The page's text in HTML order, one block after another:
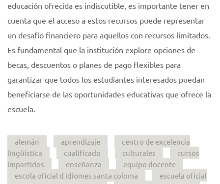
educación ofrecida es indiscutible, es importante tener en
cuenta que el acceso a estos recursos puede representar
un desafío financiero para aquellos con recursos limitados.
Es fundamental que la institución explore opciones de
becas, descuentos o planes de pago flexibles para
garantizar que todos los estudiantes interesados puedan
beneficiarse de las oportunidades educativas que ofrece la
escuela.
alemán aprendizaje
centro de excelencia
lingüística
cualificado culturales
cursos
impartidos
enseñanza
equipo docente
escola oficial d idiomes santa coloma
escuela oficial